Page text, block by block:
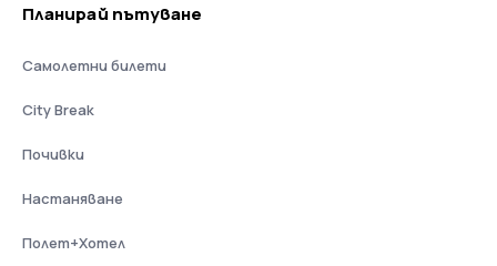
Планирай пътуване
Самолетни билети
City Break
Почивки
Настаняване
Полет+Хотел